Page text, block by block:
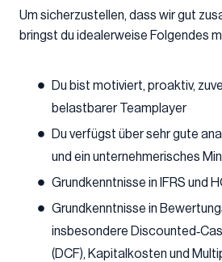
Um sicherzustellen, dass wir gut
bringst du idealerweise Folgendes
Du bist motiviert, proaktiv,
belastbarer Teamplayer
Du verfügst über sehr gute
und ein unternehmerisches
Grundkenntnisse in IFRS und
Grundkenntnisse in
insbesondere
(DCF), Kapitalkosten und